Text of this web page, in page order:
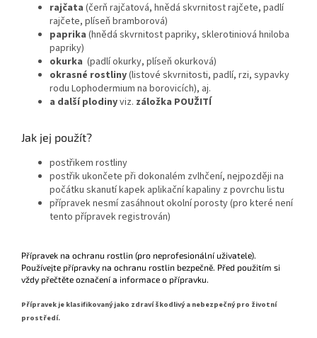
rajčata (čerň rajčatová, hnědá skvrnitost rajčete, padlí
rajčete, plíseň bramborová)
paprika (hnědá skvrnitost papriky, sklerotiniová hniloba
papriky)
okurka (padlí okurky, plíseň okurková)
okrasné rostliny(listové skvrnitosti, padlí, rzi, sypavky
rodu Lophodermium na borovicích), aj.
a další plodinyviz. záložka POUŽITÍ
Jak jej použít?
postřikem rostliny
postřik ukončete při dokonalém zvlhčení, nejpozději na
počátku skanutí kapek aplikační kapaliny z povrchu listu
přípravek nesmí zasáhnout okolní porosty (pro které není
tento přípravek registrován)
Přípravek na ochranu rostlin (pro neprofesionální uživatele).
Používejte přípravky na ochranu rostlin bezpečně. Před použitím si
vždy přečtěte označení a informace o přípravku.
Přípravek je klasifikovaný jako zdraví škodlivý a nebezpečný pro životní
prostředí.